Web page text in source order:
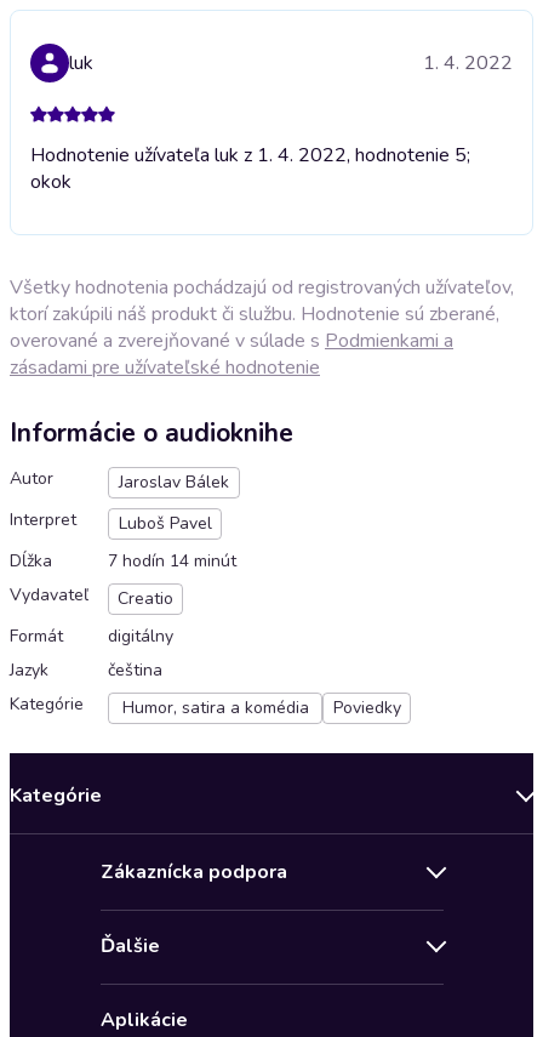
luk 1. 4. 2022
Hodnotenie užívateľa luk z 1. 4. 2022, hodnotenie 5;
okok
Všetky hodnotenia pochádzajú od registrovaných užívateľov,
ktorí zakúpili náš produkt či službu. Hodnotenie sú zberané,
overované a zverejňované v súlade s Podmienkami a
zásadami pre užívateľské hodnotenie
Informácie o audioknihe
Autor
Jaroslav Bálek
Interpret
Luboš Pavel
Dĺžka
7 hodín 14 minút
Vydavateľ
Creatio
Formát
digitálny
Jazyk
čeština
Kategórie
Humor, satira a komédia Poviedky
Kategórie
Fantasy a sci-fi
Zákaznícka podpora
Kontakt a pomocník
Ďalšie
Aplikácie